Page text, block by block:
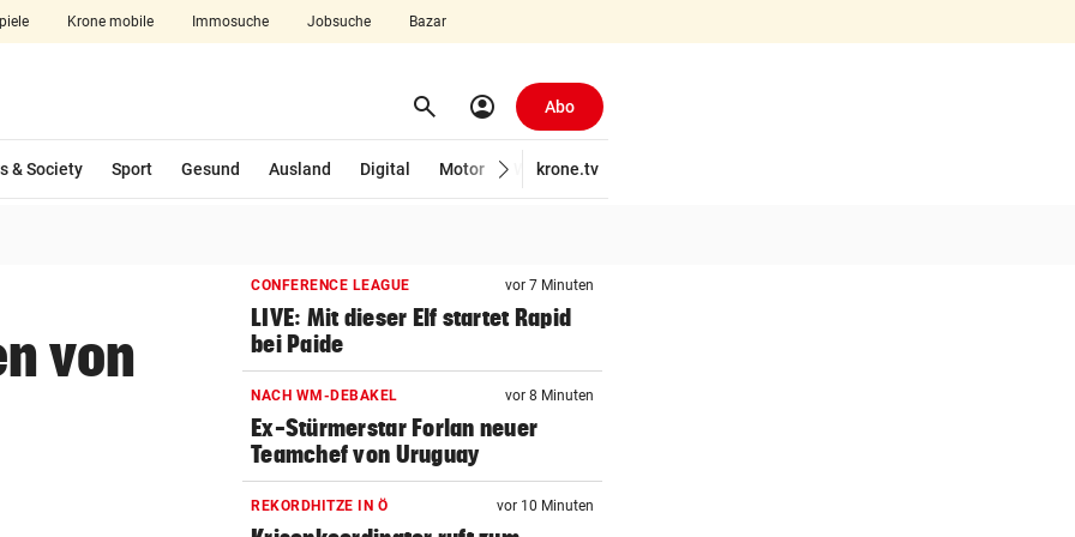
Krone mobile Immosuche Jobsuche Bazar
aufklappen search Suchen
account_circle Abo
& Society Sport Gesund Ausland Digital Motor Wirtschaft
krone.tv
von
CONFERENCE LEAGUE vor 7 Minuten
LIVE: Mit dieser Elf startet Rapid
bei Paide
NACH WM-DEBAKEL vor 8 Minuten
Ex-Stürmerstar Forlan neuer
Teamchef von Uruguay
REKORDHITZE IN Ö vor 10 Minuten